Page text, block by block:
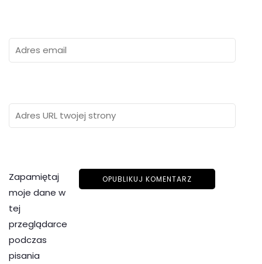
Zapamiętaj
moje dane w
tej
przeglądarce
podczas
pisania